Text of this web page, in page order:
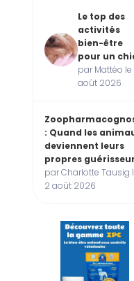
Le top des
activités
bien-être
pour un
par Mattéo le
août 2026
: Quand les
deviennent leurs
propres
par Charlotte Tausig
2 août 2026